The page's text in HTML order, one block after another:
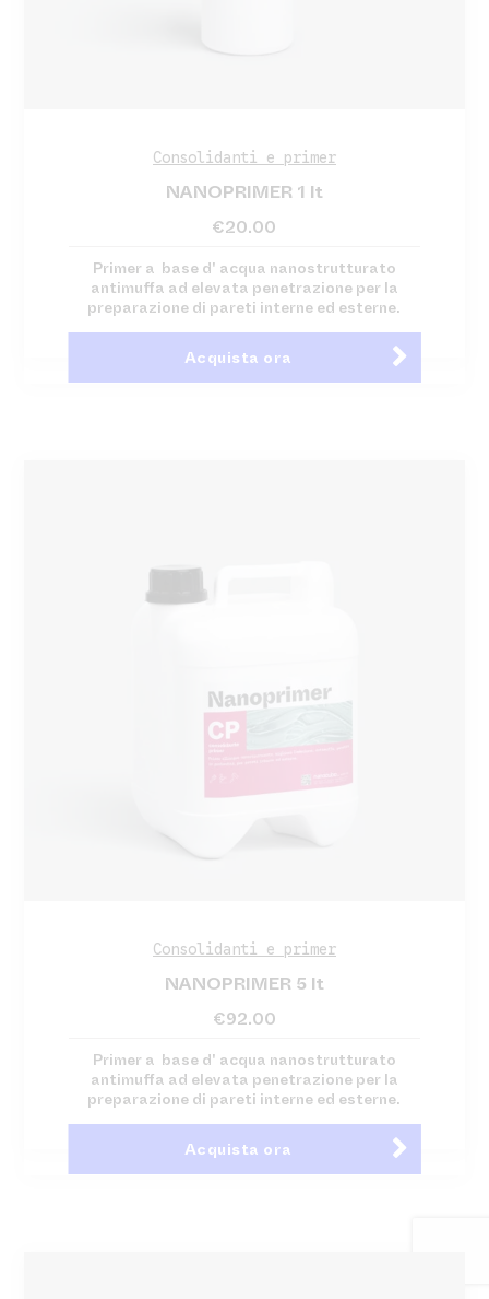
Consolidanti e primer
NANOPRIMER 1 lt
€20.00
Primer a base d' acqua nanostrutturato
antimuffa ad elevata penetrazione per la
preparazione di pareti interne ed esterne.
Acquista ora
Consolidanti e primer
NANOPRIMER 5 lt
€92.00
Primer a base d' acqua nanostrutturato
antimuffa ad elevata penetrazione per la
preparazione di pareti interne ed esterne.
Acquista ora